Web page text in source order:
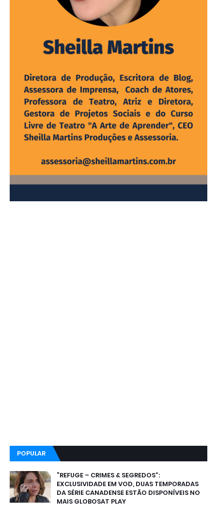
POPULAR
“REFUGE – CRIMES & SEGREDOS”:
EXCLUSIVIDADE EM VOD, DUAS TEMPORADAS
DA SÉRIE CANADENSE ESTÃO DISPONÍVEIS NO
MAIS GLOBOSAT PLAY